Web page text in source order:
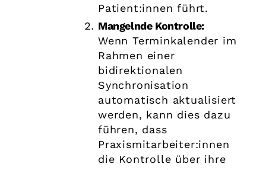
Patient:innen führt.
Mangelnde Kontrolle:
Wenn Terminkalender im
Rahmen einer
bidirektionalen
Synchronisation
automatisch aktualisiert
werden, kann dies dazu
führen, dass
Praxismitarbeiter:innen
die Kontrolle über ihre